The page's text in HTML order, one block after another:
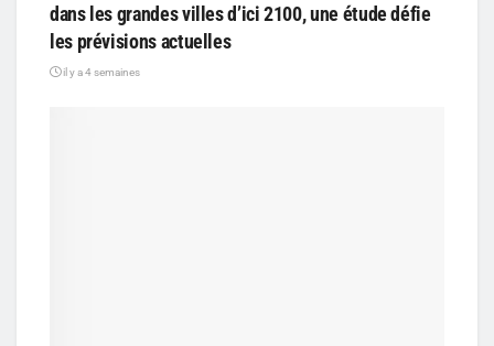
dans les grandes villes d’ici 2100, une étude défie
les prévisions actuelles
il y a 4 semaines